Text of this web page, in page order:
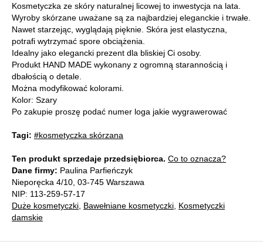
Kosmetyczka ze skóry naturalnej licowej to inwestycja na lata.
Wyroby skórzane uważane są za najbardziej eleganckie i trwałe.
Nawet starzejąc, wyglądają pięknie. Skóra jest elastyczna,
potrafi wytrzymać spore obciążenia.
Idealny jako elegancki prezent dla bliskiej Ci osoby.
Produkt HAND MADE wykonany z ogromną starannością i
dbałością o detale.
Można modyfikować kolorami.
Kolor: Szary
Po zakupie proszę podać numer loga jakie wygrawerować
Tagi: #kosmetyczka skórzana
Ten produkt sprzedaje przedsiębiorca. Co to oznacza?
Dane firmy: Paulina Parfieńczyk
Nieporęcka 4/10, 03-745 Warszawa
NIP: 113-259-57-17
Duże kosmetyczki Bawełniane kosmetyczki Kosmetyczki
damskie